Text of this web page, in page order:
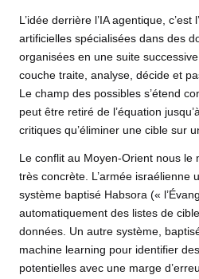
L’idée derrière l’IA agentique,
artificielles spécialisées dans des
organisées en une suite
couche traite, analyse, décide et
Le champ des possibles s’étend
peut être retiré de l’équation
critiques qu’éliminer une cible sur
Le conflit au Moyen-Orient nous
très concrète. L’armée israélienne
système baptisé Habsora («
automatiquement des listes de
données. Un autre système,
machine learning pour identifier
potentielles avec une marge